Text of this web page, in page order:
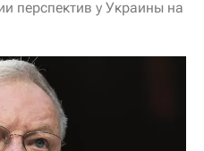
перспектив у Украины на